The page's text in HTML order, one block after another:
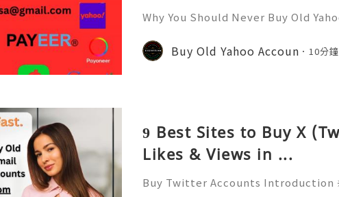
Why You Should Never Buy Old
onal communication, business
ccount recovery. Because of
Buy Old Yahoo Accoun 10分
9 Best Sites to Buy X
Likes & Views in ...
Buy Twitter Accounts Introduction